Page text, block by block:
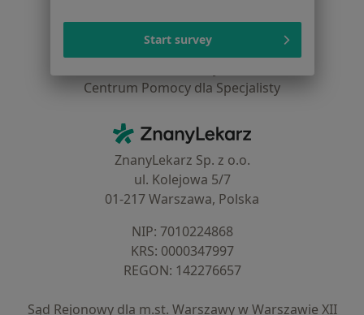
Noa Notes nowość
Centrum Pomocy dla Specjalisty
ZnanyLekarz - Strona główna
ZnanyLekarz Sp. z o.o.
ul. Kolejowa 5/7
01-217 Warszawa, Polska
NIP: ⁠7010224868
KRS: ⁠0000347997
REGON: ⁠142276657
Sąd Rejonowy dla m.st. Warszawy w Warszawie XII
Start survey